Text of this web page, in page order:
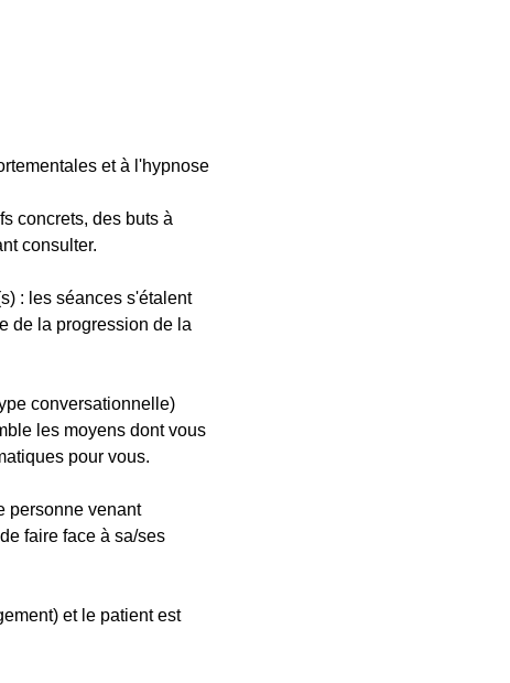
et à l'hypnose
concrets, des buts à
consulter.
: les séances s'étalent
de la progression de la
conversationnelle)
les moyens dont vous
pour vous.
personne venant
faire face à sa/ses
et le patient est